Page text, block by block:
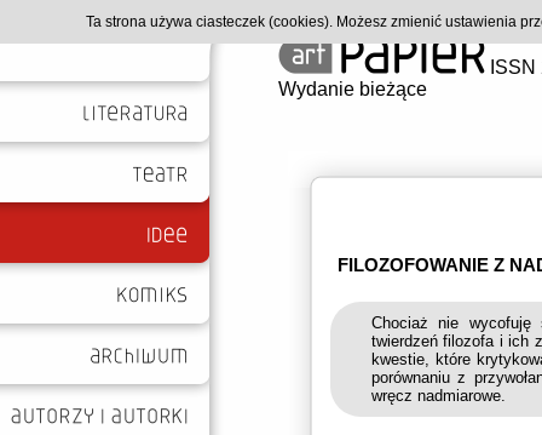
Wydanie bieżące
FILOZOFOWANIE Z
Chociaż nie wycofuję
twierdzeń filozofa i ich
kwestie, które
porównaniu z
wręcz nadmiarowe.
Ta strona używa ciasteczek (cookies). Możesz zmienić ustawienia